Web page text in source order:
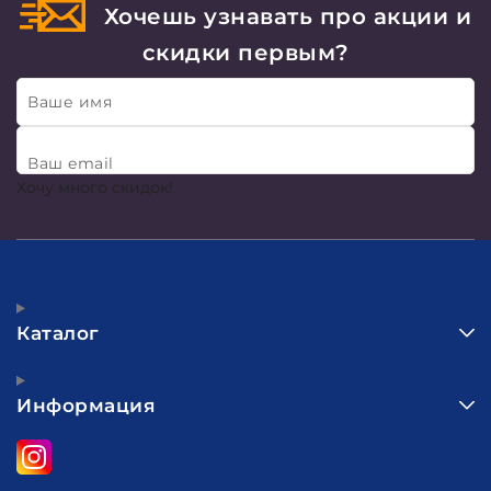
Хочешь узнавать про акции и
скидки первым?
Ваше имя
Ваш email
Хочу много скидок!
Каталог
Информация